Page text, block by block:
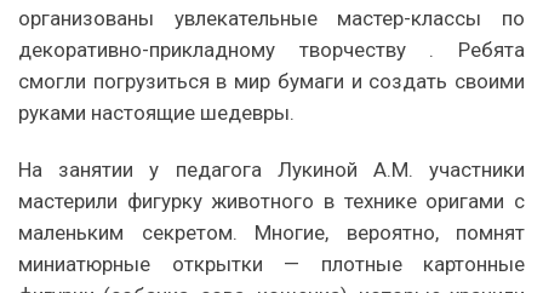
организованы увлекательные мастер-классы по
декоративно-прикладному творчеству . Ребята
смогли погрузиться в мир бумаги и создать своими
руками настоящие шедевры.
На занятии у педагога Лукиной А.М. участники
мастерили фигурку животного в технике оригами с
маленьким секретом. Многие, вероятно, помнят
миниатюрные открытки — плотные картонные